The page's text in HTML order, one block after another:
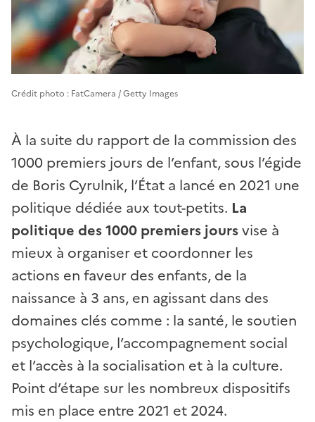
Crédit photo : FatCamera / Getty Images
À la suite du rapport de la commission des
1000 premiers jours de l’enfant, sous l’égide
de Boris Cyrulnik, l’État a lancé en 2021 une
politique dédiée aux tout-petits. La
politique des 1000 premiers joursvise à
mieux à organiser et coordonner les
actions en faveur des enfants, de la
naissance à 3 ans, en agissant dans des
domaines clés comme : la santé, le soutien
psychologique, l’accompagnement social
et l’accès à la socialisation et à la culture.
Point d’étape sur les nombreux dispositifs
mis en place entre 2021 et 2024.